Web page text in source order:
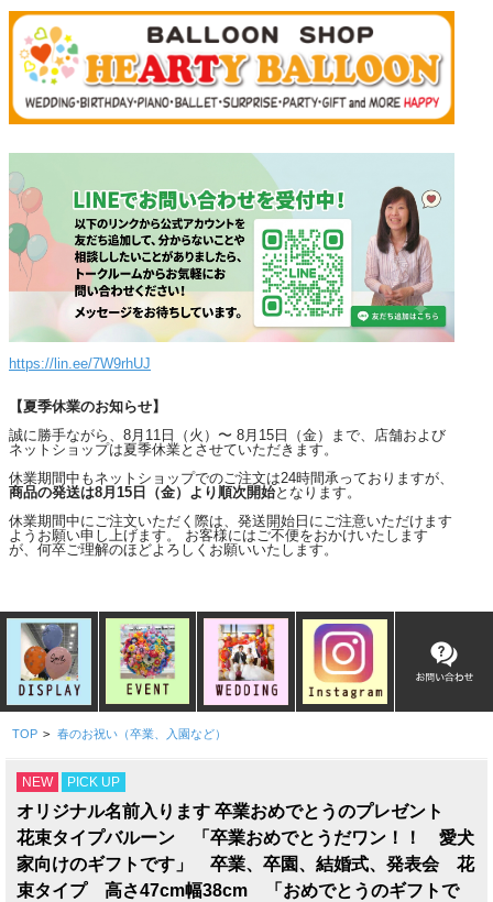
https://lin.ee/7W9rhUJ
【夏季休業のお知らせ】
誠に勝手ながら、8月11日（火）〜 8月15日（金）まで、店舗および
ネットショップは夏季休業とさせていただきます。
休業期間中もネットショップでのご注文は24時間承っておりますが、
商品の発送は8月15日（金）より順次開始となります。
休業期間中にご注文いただく際は、発送開始日にご注意いただけます
ようお願い申し上げます。 お客様にはご不便をおかけいたします
が、何卒ご理解のほどよろしくお願いいたします。
TOP > 春のお祝い（卒業、入園など）
NEW PICK UP
オリジナル名前入ります 卒業おめでとうのプレゼント
花束タイプバルーン 「卒業おめでとうだワン！！ 愛犬
家向けのギフトです」 卒業、卒園、結婚式、発表会 花
束タイプ 高さ47cm幅38cm 「おめでとうのギフトで